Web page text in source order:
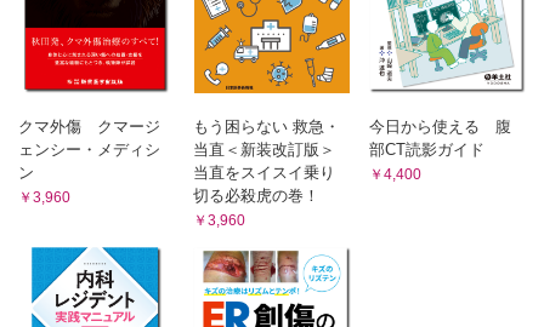
9 糖の相互変換経路
A ペントースリン酸回路（五炭糖リン酸回路） B グルクロン酸経路
10 血糖値の調節
A グリコーゲンの合成と分解による調節 B 解糖系と糖新生系による
調節 C インスリンの作用 D グルカゴン、アドレナリンなどの作用
11 糖質代謝の異常と疾病
A 糖尿病 B 糖質代謝にかかわる先天性代謝異常
[臨床栄養への入門] 解糖系と医療
第10章 脂質の代謝【島﨑弘幸】
1 脂質代謝の概要
3 脂肪酸の酸化
4 ケトン体の生成
5 不飽和脂肪酸の代謝
6 エイコサノイドの代謝
2 核酸の種類
A デオキシリボヌクレオチド B DNA（デオキシリボ核
酸） C RNA（リボ核酸）
3 核酸と遺伝子
A 遺伝子の分布 B 遺伝子の構造 C 遺伝情報
[臨床栄養への入門] 血流に乗って旅するDNA
第7章 ビタミン【正木恭介】
A ビタミンA（vitamin A） B ビタミンD（vitamin D） C
ビタミンE（vitamin E） D ビタミンK（vitamin K）
3 水溶性ビタミン
クマ外傷 クマージ
ェンシー・メディシ
ン
￥3,960
もう困らない 救急・
当直＜新装改訂版＞
当直をスイスイ乗り
切る必殺虎の巻！
￥3,960
今日から使える 腹
部CT読影ガイド
￥4,400